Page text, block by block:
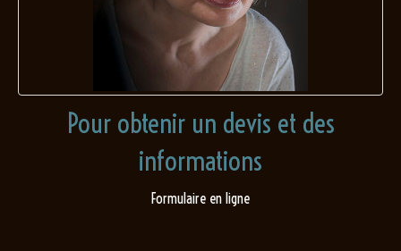
Pour obtenir un devis et des
informations
Formulaire en ligne